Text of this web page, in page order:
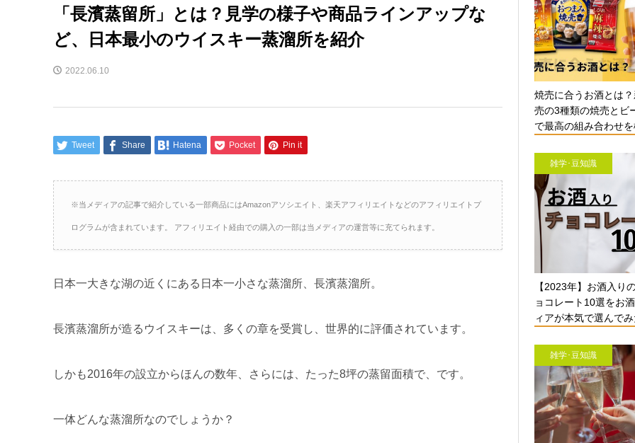
「長濱蒸留所」とは？見学の様子や商品ラインアップな
ど、日本最小のウイスキー蒸溜所を紹介
2022.06.10
Tweet Share Hatena Pocket Pin it
※当メディアの記事で紹介している一部商品にはAmazonアソシエイト、楽天アフィリエイトなどのアフィリエイトプ
ログラムが含まれています。 アフィリエイト経由での購入の一部は当メディアの運営等に充てられます。
日本一大きな湖の近くにある日本一小さな蒸溜所、長濱蒸溜所。
長濱蒸溜所が造るウイスキーは、多くの章を受賞し、世界的に評価されています。
しかも2016年の設立からほんの数年、さらには、たった8坪の蒸留面積で、です。
一体どんな蒸溜所なのでしょうか？
焼売に合うお酒とは
売の3種類の焼売とビ
で最高の組み合わせ
雑学･豆知識
【2023年】お酒入り
ョコレート10選をお
ィアが本気で選んで
雑学･豆知識